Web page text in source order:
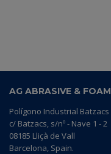
AG ABRASIVE & FOAM
Polígono Industrial Batzacs
c/ Batzacs, s/nº - Nave 1 - 2
08185 Lliçà de Vall
Barcelona, Spain.